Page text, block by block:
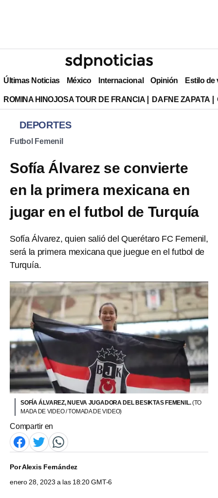
Últimas Noticias México Internacional Opinión Estilo de
ROMINA HINOJOSA TOUR DE FRANCIA DAFNE ZAPATA
DEPORTES
Futbol Femenil
Sofía Álvarez se convierte
en la primera mexicana en
jugar en el futbol de Turquía
Sofía Álvarez, quien salió del Querétaro FC Femenil,
será la primera mexicana que juegue en el futbol de
Turquía.
SOFÍA ÁLVAREZ, NUEVA JUGADORA DEL BESIKTAS FEMENIL.(TO
MADA DE VIDEO / TOMADA DE VIDEO)
Compartir en
PorAlexis Fernández
enero 28, 2023 a las 18:20 GMT-6